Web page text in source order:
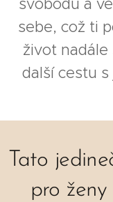
svobodu a
sebe, což ti
život nadále
další cestu
Tato
pro